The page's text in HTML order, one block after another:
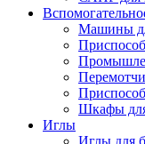
Машины
Шкафы для
Иглы
Иглы для